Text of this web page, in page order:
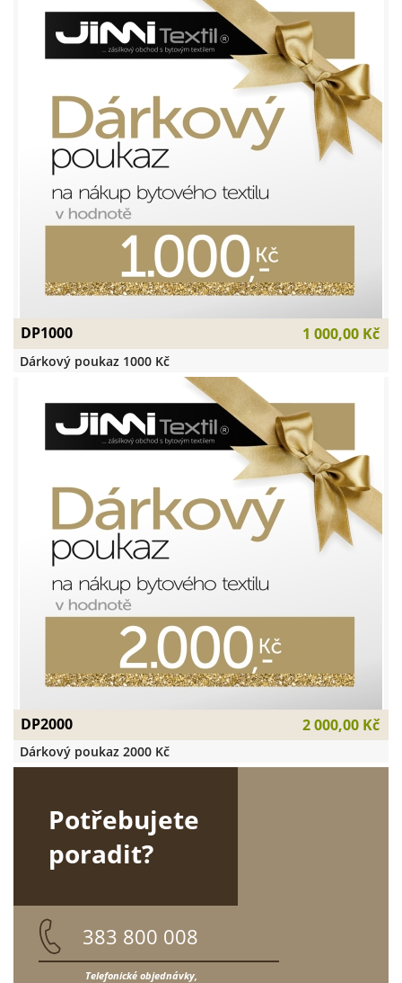
DP1000 1 000,00 Kč
Dárkový poukaz 1000 Kč
DP2000 2 000,00 Kč
Dárkový poukaz 2000 Kč
Potřebujete
poradit?
383 800 008
Telefonické objednávky,